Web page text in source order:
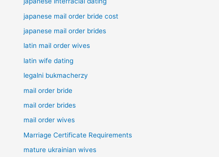
japanese mail order bride cost
japanese mail order brides
latin mail order wives
latin wife dating
legalni bukmacherzy
mail order bride
mail order brides
mail order wives
Marriage Certificate Requirements
mature ukrainian wives